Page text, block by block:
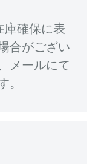
庫確保に表
合がござい
メールにて
。